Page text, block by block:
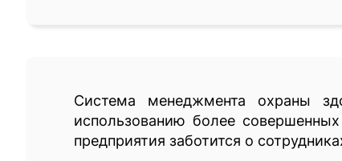
Система менеджмента охраны
использованию более
предприятия заботится о